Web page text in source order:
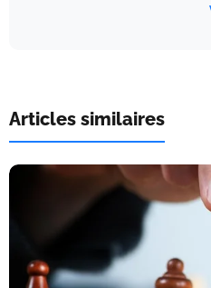
Articles similaires